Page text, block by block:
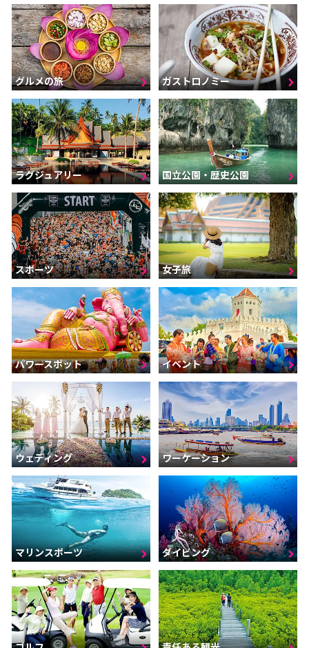
グルメの旅 ガストロノミー
ラグジュアリー 国立公園・歴史公園
スポーツ 女子旅
パワースポット イベント
ウェディング ワーケーション
マリンスポーツ ダイビング